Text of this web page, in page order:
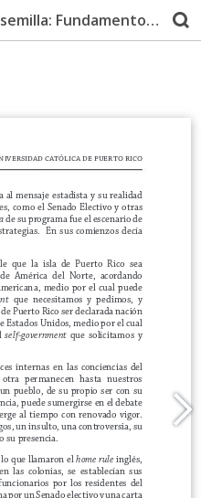
La convocatoria de una semilla: Fundamentos y dinámicas del desarrollo constitucional de Puerto Rico | Cuarta Edición